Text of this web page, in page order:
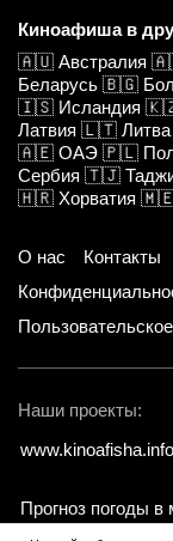
Киноафиша в
🇦🇺 Австралия
Беларусь 🇧🇬
🇮🇸 Исландия
Латвия 🇱🇹 Литва
🇦🇪 ОАЭ 🇵🇱
Сербия 🇹🇯
🇭🇷 Хорватия
О нас Контакты
Наши проекты:
www.kinoafisha.info
Прогноз погоды в